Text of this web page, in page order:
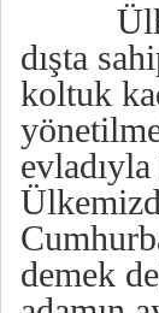
dışta
koltuk
demek